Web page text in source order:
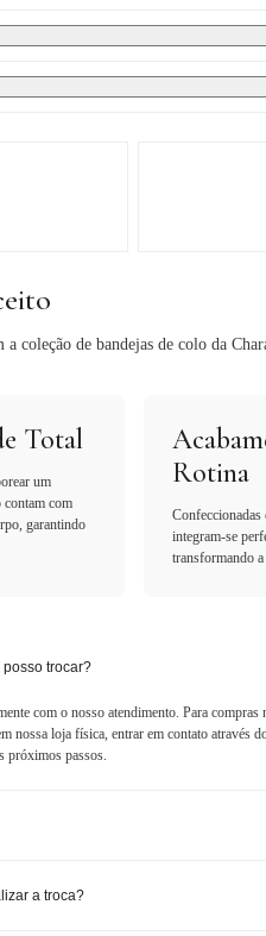
coleção de bandejas de colo da
Total
um
contam com
garantindo
Rotina
Confeccionadas
integram-se
transformando
trocar?
com o nosso atendimento. Para
nossa loja física, entrar em contato através
próximos passos.
a troca?